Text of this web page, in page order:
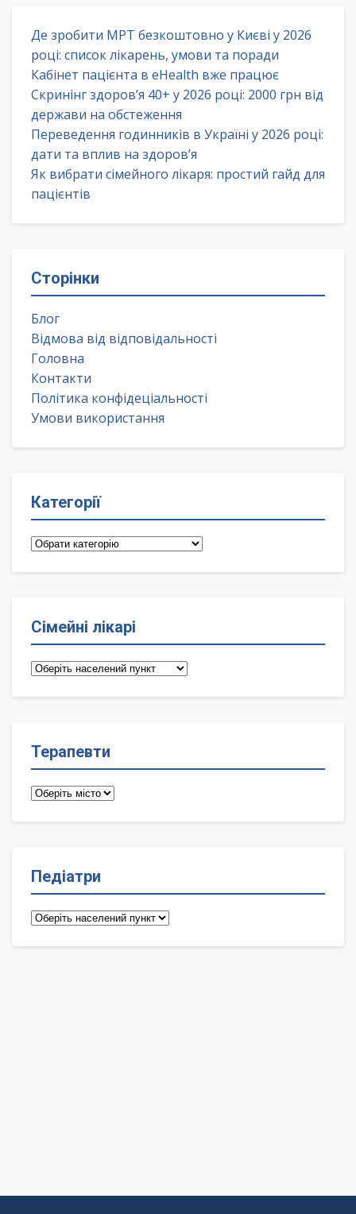
Де зробити МРТ безкоштовно у Києві у 2026
році: список лікарень, умови та поради
Кабінет пацієнта в eHealth вже працює
Скринінг здоров’я 40+ у 2026 році: 2000 грн від
держави на обстеження
Переведення годинників в Україні у 2026 році:
дати та вплив на здоров’я
Як вибрати сімейного лікаря: простий гайд для
пацієнтів
Сторінки
Блог
Відмова від відповідальності
Головна
Контакти
Політика конфідеціальності
Умови використання
Категорії
Категорії
Сімейні лікарі
Сімейні
Терапевти
Терапевти
Педіатри
Педіатри